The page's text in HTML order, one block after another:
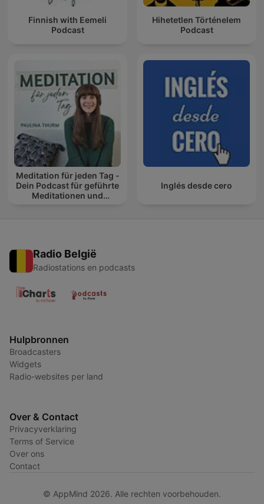
Finnish with Eemeli
Podcast
Hihetetlen Történelem
Podcast
Meditation für jeden Tag -
Dein Podcast für geführte
Meditationen und
Inglés desde cero
Radio België
Radiostations en podcasts
Hulpbronnen
Broadcasters
Widgets
Radio-websites per land
Over & Contact
Privacyverklaring
Terms of Service
Over ons
Contact
© AppMind 2026. Alle rechten voorbehouden.